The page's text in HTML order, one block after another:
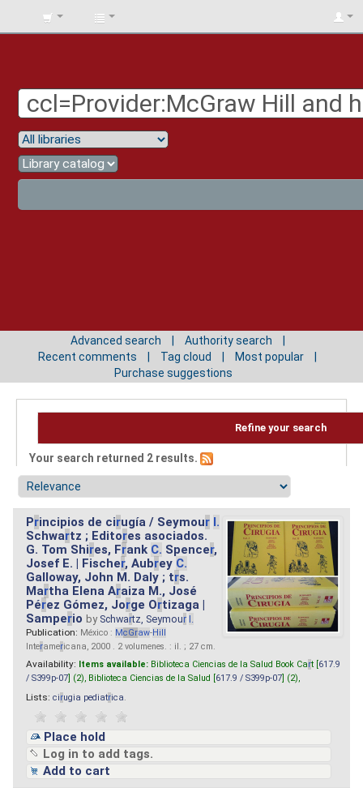
BIBLIOTECA
Advanced search
Authority search
Recent comments
Tag cloud
Most popular
Purchase suggestions
Refine your search
Your search returned 2 results.
Principios de cirugía / Seymour I.
Schwartz ; Editores asociados.
G. Tom Shires, Frank C. Spencer,
Josef E. | Fischer, Aubrey C.
Galloway, John M. Daly ; trs.
Martha Elena Araiza M., José
Pérez Gómez, Jorge Ortizaga |
Samperio by Schwartz, Seymour I.
Publication: México : McGraw-Hill
Interamericana, 2000 . 2 volumenes. : il. ; 27 cm.
Availability: Items available: Biblioteca Ciencias de la Salud Book Cart [ 617.9
/ S399p-07 ] (2), Biblioteca Ciencias de la Salud [ 617.9 / S399p-07 ] (2),
Lists: cirugia pediatrica
Place hold
Log in to add tags.
Add to cart